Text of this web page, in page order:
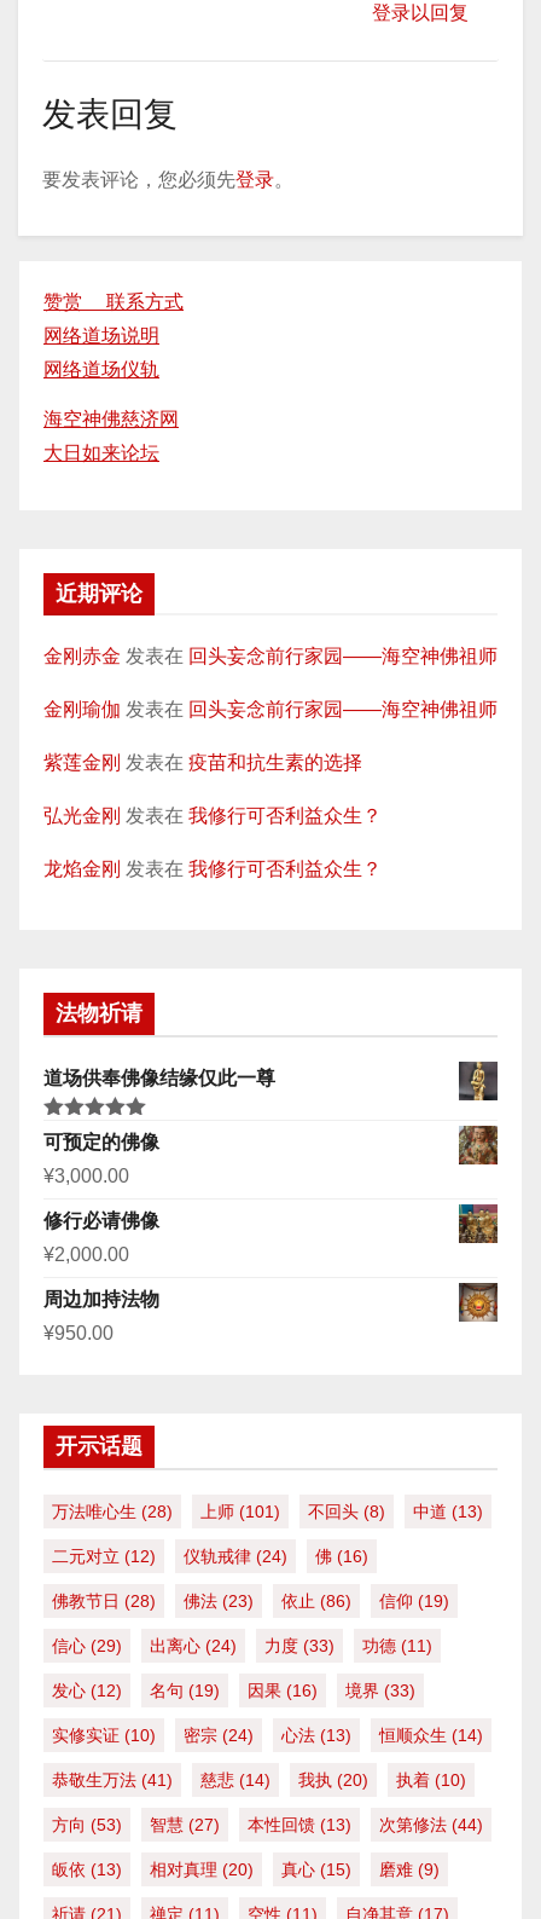
登录以回复
发表回复
要发表评论，您必须先登录。
赞赏 联系方式
网络道场说明
网络道场仪轨
海空神佛慈济网
大日如来论坛
近期评论
金刚赤金 发表在 回头妄念前行家园——海空神佛祖师
金刚瑜伽 发表在 回头妄念前行家园——海空神佛祖师
紫莲金刚 发表在 疫苗和抗生素的选择
弘光金刚 发表在 我修行可否利益众生？
龙焰金刚 发表在 我修行可否利益众生？
法物祈请
道场供奉佛像结缘仅此一尊
评分5.00
&sol; 5
可预定的佛像
¥3,000.00
修行必请佛像
¥2,000.00
周边加持法物
¥950.00
开示话题
万法唯心生 (28) 上师 (101) 不回头 (8) 中道 (13)
二元对立 (12) 仪轨戒律 (24) 佛 (16)
佛教节日 (28) 佛法 (23) 依止 (86) 信仰 (19)
信心 (29) 出离心 (24) 力度 (33) 功德 (11)
发心 (12) 名句 (19) 因果 (16) 境界 (33)
实修实证 (10) 密宗 (24) 心法 (13) 恒顺众生 (14)
恭敬生万法 (41) 慈悲 (14) 我执 (20) 执着 (10)
方向 (53) 智慧 (27) 本性回馈 (13) 次第修法 (44)
皈依 (13) 相对真理 (20) 真心 (15) 磨难 (9)
祈请 (21) 禅定 (11) 空性 (11) 自净其意 (17)